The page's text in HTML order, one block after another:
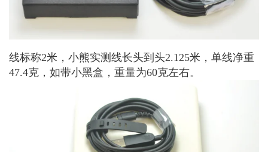
线标称2米，小熊实测线长头到头2.125米，单线净重
47.4克，如带小黑盒，重量为60克左右。